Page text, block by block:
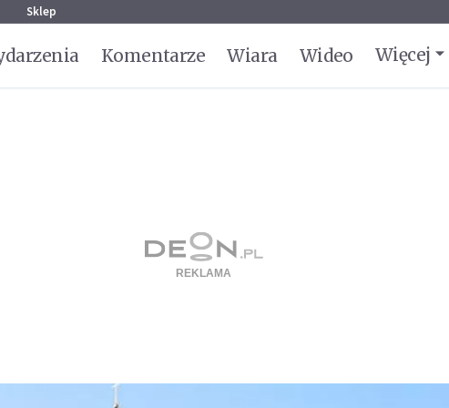
Sklep
Komentarze Wiara Wideo Więcej